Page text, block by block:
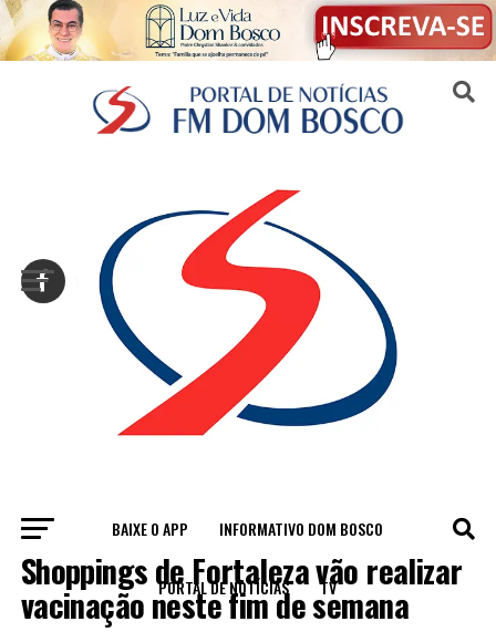
BAIXE O APP INFORMATIVO DOM BOSCO
PORTAL DE NOTÍCIAS TV
SAÚDE
Shoppings de Fortaleza vão realizar
vacinação neste fim de semana
Sair da versão mobile